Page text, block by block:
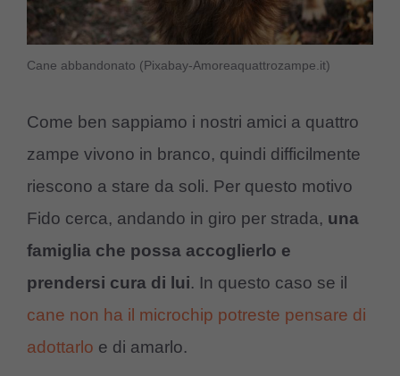
Cane abbandonato (Pixabay-Amoreaquattrozampe.it)
Come ben sappiamo i nostri amici a quattro
zampe vivono in branco, quindi difficilmente
riescono a stare da soli. Per questo motivo
Fido cerca, andando in giro per strada, una
famiglia che possa accoglierlo e
prendersi cura di lui. In questo caso se il
cane non ha il microchip potreste pensare di
adottarlo e di amarlo.